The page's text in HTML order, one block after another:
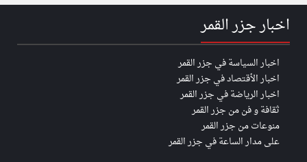
اخبار جزر القمر
اخبار السياسة في جزر القمر
اخبار الأقتصاد في جزر القمر
اخبار الرياضة في جزر القمر
ثقافة و فن من جزر القمر
منوعات من جزر القمر
على مدار الساعة في جزر القمر